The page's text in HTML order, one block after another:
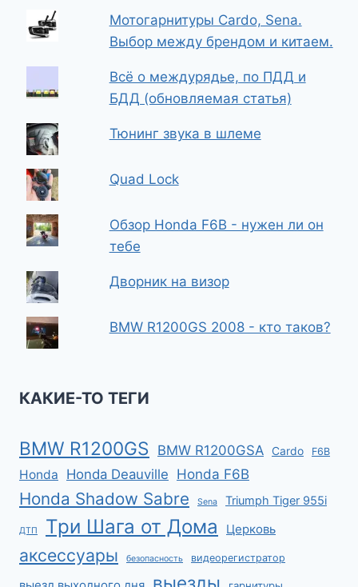
Мотогарнитуры Cardo, Sena.
Выбор между брендом и китаем.
Всё о междурядье, по ПДД и
БДД (обновляемая статья)
Тюнинг звука в шлеме
Quad Lock
Обзор Honda F6B - нужен ли он
тебе
Дворник на визор
BMW R1200GS 2008 - кто таков?
КАКИЕ-ТО ТЕГИ
BMW R1200GS BMW R1200GSA Cardo F6B
Honda Honda Deauville Honda F6B
Honda Shadow Sabre Sena Triumph Tiger 955i
ДТП Три Шага от Дома Церковь
аксессуары безопасность видеорегистратор
выезды